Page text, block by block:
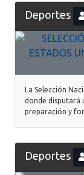
Deportes
La Selección
donde disputará
preparación y
Deportes